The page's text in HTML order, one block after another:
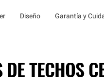
Diseño Garantía y
TECHOS